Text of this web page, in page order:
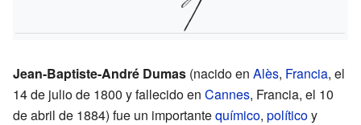
Jean-Baptiste-André Dumas (nacido en Alès, Francia, el
14 de julio de 1800 y fallecido en Cannes, Francia, el 10
de abril de 1884) fue un importantequímico, políticoy